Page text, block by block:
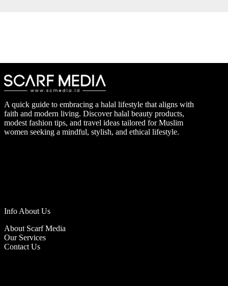
A quick guide to embracing a halal lifestyle that aligns with
faith and modern living. Discover halal beauty products,
modest fashion tips, and travel ideas tailored for Muslim
women seeking a mindful, stylish, and ethical lifestyle.
Info About Us
About Scarf Media
Our Services
Contact Us